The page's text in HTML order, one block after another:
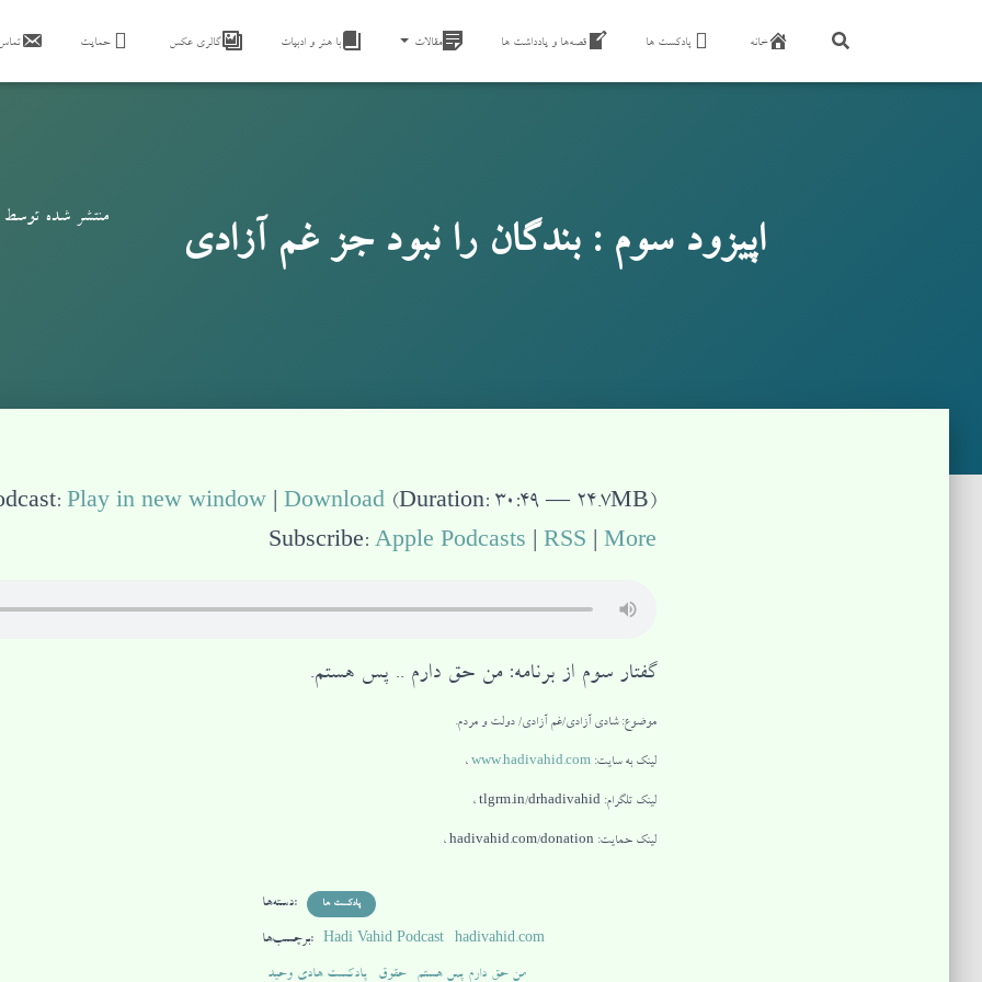
حمایت گالری عکس با هنر و ادبیات مقالات قصه‌ها و یادداشت ها پادکست ها خانه
اپیزود سوم : بندگان را نبود جز غم آزادی
منتشر شده
Play in new window Download (Duration: 30:49 — 24.7MB)
Subscribe: Apple Podcasts RSS More
گفتار سوم از برنامه: من حق دارم .. پس هستم.
موضوع: شادی آزادی/غم آزادی/ دولت و مردم.
لینک به سایت: www.hadivahid.com ،
لینک تلگرام: tlgrm.in/drhadivahid ،
لینک حمایت: hadivahid.com/donation ،
دسته‌ها: پادکست ها
برچسب‌ها: Hadi Vahid Podcast hadivahid.com
پادکست هادی وحید حقوق من حق دارم پس هستم